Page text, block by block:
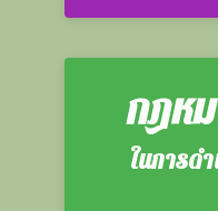
กฎห
ในการด